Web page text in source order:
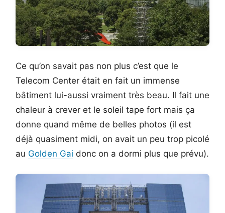
Ce qu’on savait pas non plus c’est que le
Telecom Center était en fait un immense
bâtiment lui-aussi vraiment très beau. Il fait une
chaleur à crever et le soleil tape fort mais ça
donne quand même de belles photos (il est
déjà quasiment midi, on avait un peu trop picolé
au Golden Gai donc on a dormi plus que prévu).